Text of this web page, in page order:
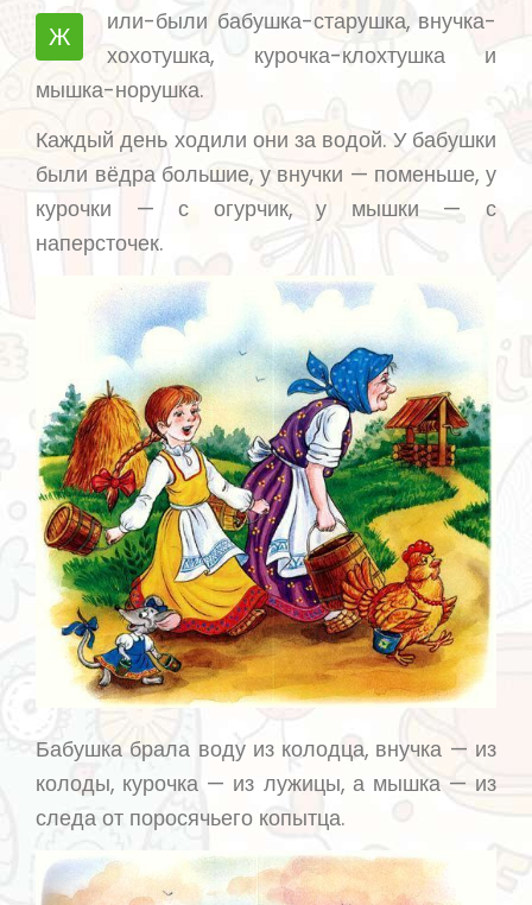
Ж
или-были бабушка-старушка, внучка-
хохотушка, курочка-клохтушка и
мышка-норушка.
Каждый день ходили они за водой. У бабушки
были вёдра большие, у внучки — поменьше, у
курочки — с огурчик, у мышки — с
наперсточек.
Бабушка брала воду из колодца, внучка — из
колоды, курочка — из лужицы, а мышка — из
следа от поросячьего копытца.